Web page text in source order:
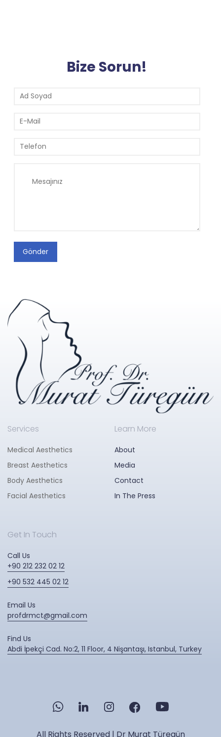
Bize Sorun!
Gönder
Services
Medical Aesthetics
Breast Aesthetics
Body Aesthetics
Facial Aesthetics
Learn More
About
Media
Contact
In The Press
Get In Touch
Call Us
+90 212 232 02 12
+90 532 445 02 12
Email Us
profdrmct@gmail.com
Find Us
Abdi İpekçi Cad. No:2, 11 Floor, 4 Nişantaşı, Istanbul, Turkey
All Rights Reserved | Dr Murat Türegün